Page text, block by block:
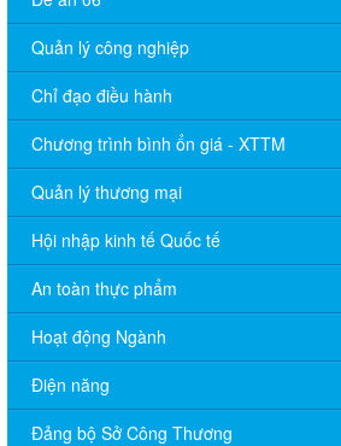
Quản lý công nghiệp
Chỉ đạo điều hành
Chương trình bình ổn giá - XTTM
Quản lý thương mại
Hội nhập kinh tế Quốc tế
An toàn thực phẩm
Hoạt động Ngành
Điện năng
Đảng bộ Sở Công Thương